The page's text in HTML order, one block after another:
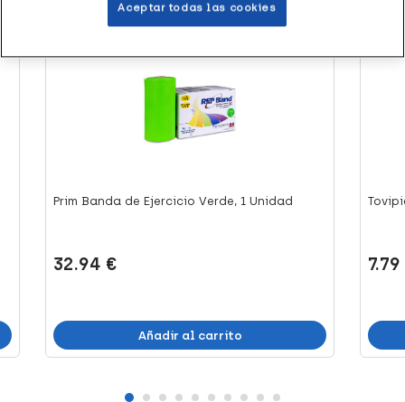
+66 puntos
Prim Banda de Ejercicio Verde, 1 Unidad
32.94 €
Añadir al carrito
Aceptar todas las cookies